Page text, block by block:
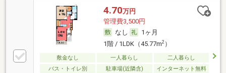
4.70万円
管理費3,500円
なし
1ヶ月
1階 / 1LDK（45.77m2）
敷金なし 一人暮らし
二人暮らし
バス・トイレ別
駐車場(近隣含) インターネット無料